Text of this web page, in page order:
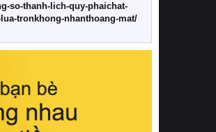
tự nhiên đến công nghệ dệt
hiện đại không chứa hóa chất
bạn sẽ cảm nhận rõ rệt sự khác
xác của phần đệm nâng đỡ
cạnh đó, việc lựa chọn các dòng
so-thanh-lich-quy-phaichat-
tronkhong-nhanthoang-mat/